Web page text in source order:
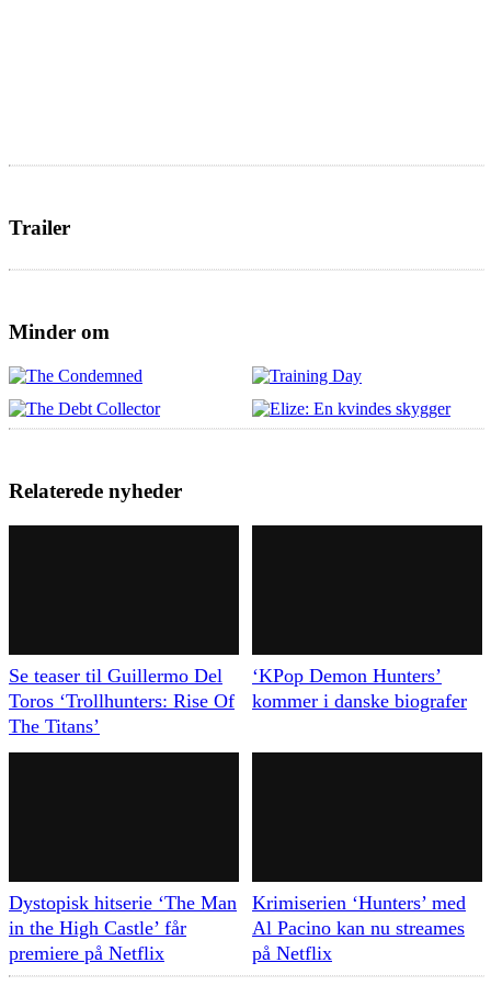
Trailer
Minder om
Relaterede nyheder
Se teaser til Guillermo Del
Toros ‘Trollhunters: Rise Of
The Titans’
‘KPop Demon Hunters’
kommer i danske biografer
Dystopisk hitserie ‘The Man
in the High Castle’ får
premiere på Netflix
Krimiserien ‘Hunters’ med
Al Pacino kan nu streames
på Netflix